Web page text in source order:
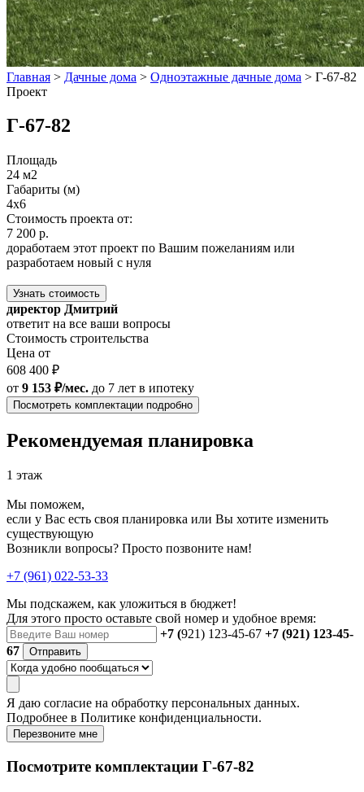
Главная > Дачные дома > Одноэтажные дачные дома > Г-67-82
Проект
Г-67-82
Площадь
24 м2
Габариты (м)
4x6
Стоимость проекта от:
7 200 р.
доработаем этот проект по Вашим пожеланиям или
разработаем новый с нуля
Узнать стоимость
директор Дмитрий
ответит на все ваши вопросы
Стоимость строительства
Цена от
608 400 ₽
от 9 153 ₽/мес. до 7 лет в ипотеку
Посмотреть комплектации подробно
Рекомендуемая планировка
1 этаж
Мы поможем,
если у Вас есть своя планировка или Вы хотите изменить
существующую
Возникли вопросы? Просто позвоните нам!
+7 (961) 022-53-33
Мы подскажем, как уложиться в бюджет!
Для этого просто оставьте свой номер и удобное время:
+7 (921) 123-45-67 +7 (921) 123-45-
67
Отправить
Я даю согласие на обработку персональных данных.
Подробнее в Политике конфиденциальности.
Перезвоните мне
Посмотрите комплектации Г-67-82